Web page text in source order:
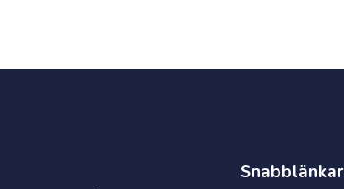
Snabblänkar